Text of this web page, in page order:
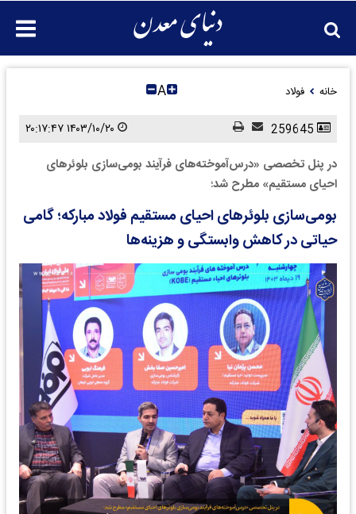
خانه فولاد A
در پنل تخصصی «درس‌آموخته‌های فرآیند بومی‌سازی بلوئرهای
احیای مستقیم» مطرح شد؛
بومی‌سازی بلوئرهای احیای مستقیم فولاد مبارکه؛ گامی
حیاتی در کاهش وابستگی و هزینه‌ها